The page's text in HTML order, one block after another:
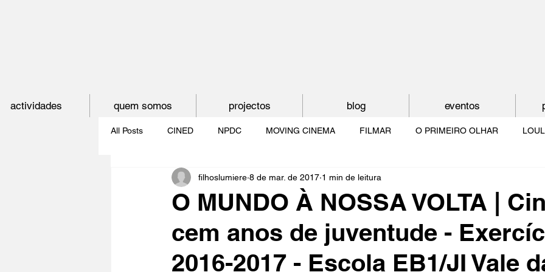
All Posts CINED NPDC MOVING CINEMA FILMAR O PRIMEIRO OLHAR
O CINEMA, CEM ANOS DE JUVENTUDE O MUNDO À NOSSA VOLTA
CINECLUBE DAS GAIVOTAS O CINEMA POR DENTRO CRESCER COM O CINEMA NO
O MUNDO À NOSSA VOLTA |
cem anos de juventude -
2016-2017 - Escola EB1/JI Vale
filhoslumiere 8 de mar. de 2017 1 min de leitura
actividades quem somos projectos blog eventos